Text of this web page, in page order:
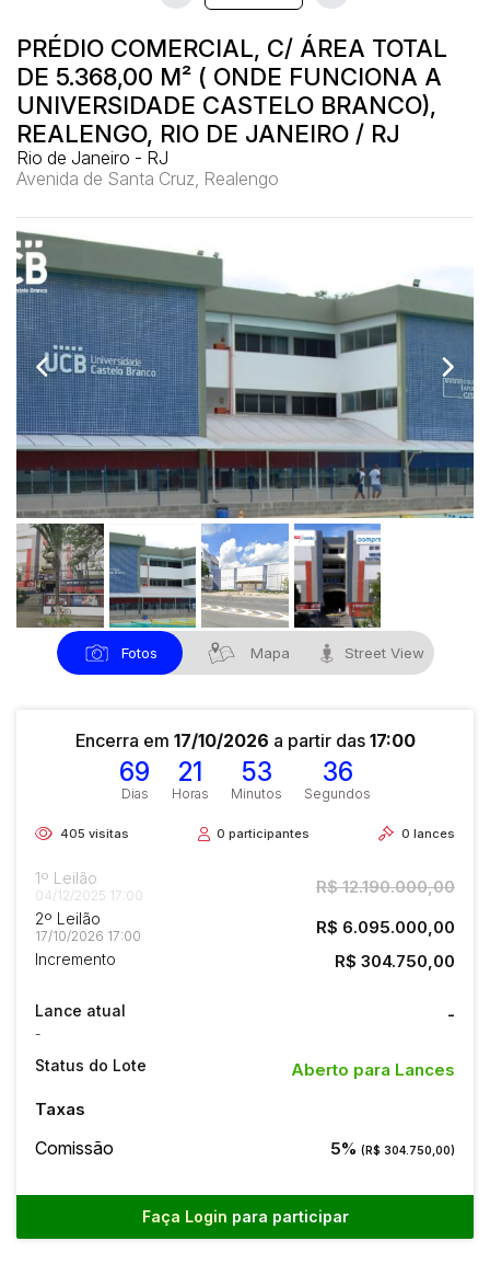
PRÉDIO COMERCIAL, C/ ÁREA TOTAL
DE 5.368,00 M² ( ONDE FUNCIONA A
UNIVERSIDADE CASTELO BRANCO),
REALENGO, RIO DE JANEIRO / RJ
Rio de Janeiro - RJ
Avenida de Santa Cruz, Realengo
Fotos Mapa Street View
Encerra em 17/10/2026 a partir das 17:00
69
Dias
21
Horas
53
Minutos
35
Segundos
405 visitas 0participantes 0 lances
1º Leilão
04/12/2025 17:00 R$ 12.190.000,00
2º Leilão
17/10/2026 17:00 R$ 6.095.000,00
Incremento R$ 304.750,00
Lance atual
-
-
Status do Lote
Aberto para Lances
Taxas
Comissão 5% (R$ 304.750,00)
Faça Login para participar